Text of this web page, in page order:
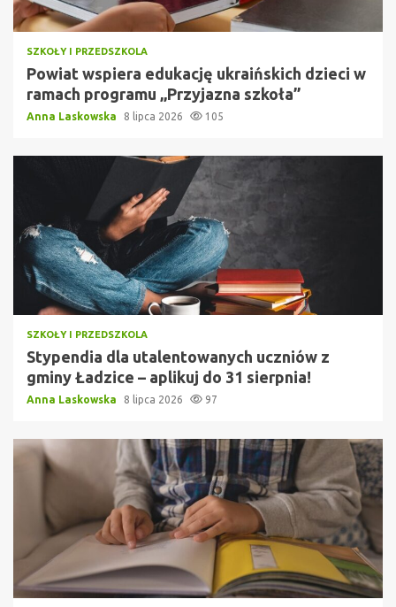
SZKOŁY I PRZEDSZKOLA
Powiat wspiera edukację ukraińskich dzieci w
ramach programu „Przyjazna szkoła”
Anna Laskowska 8 lipca 2026 105
SZKOŁY I PRZEDSZKOLA
Stypendia dla utalentowanych uczniów z
gminy Ładzice – aplikuj do 31 sierpnia!
Anna Laskowska 8 lipca 2026 97